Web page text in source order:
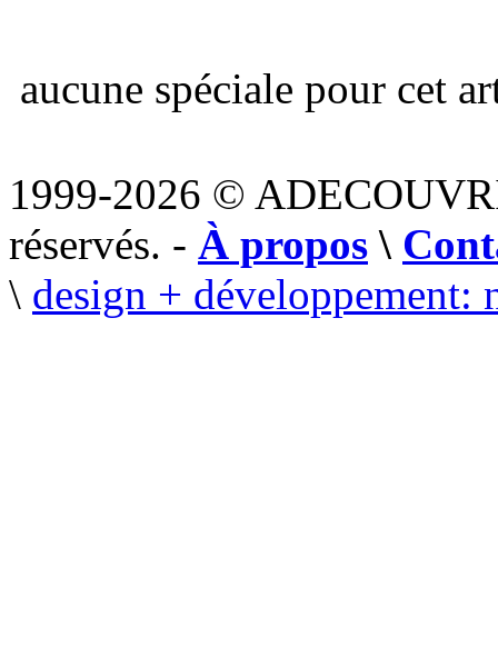
aucune spéciale pour cet
1999-2026 ©
réservés. - À propos \
\ design + développement: